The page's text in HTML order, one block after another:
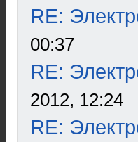
RE:
00:37
RE:
2012, 12:24
RE: